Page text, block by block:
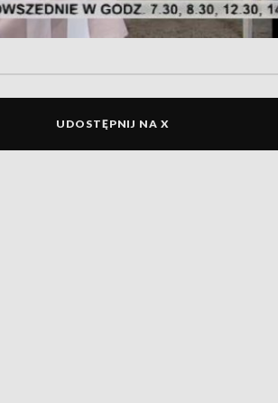
UDOSTĘPNIJ NA X